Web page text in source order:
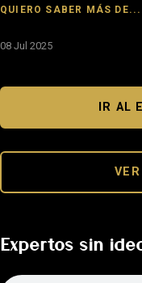
QUIERO SABER MÁS DE...
08 Jul 2025
IR AL
Expertos sin